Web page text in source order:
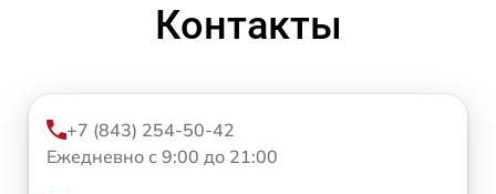
Контакты
+7 (843) 254-50-42
Ежедневно с 9:00 до 21:00